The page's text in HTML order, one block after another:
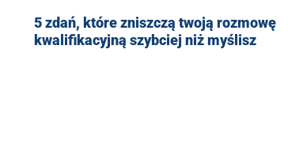
5 zdań, które zniszczą twoją rozmowę
kwalifikacyjną szybciej niż myślisz